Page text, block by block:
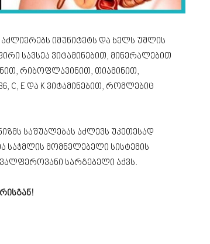
იმუნიტეტს და ხელს უშლის
სავსეა ვიტამინებით, მინერალებით
რიბოფლავინით, თიამინით,
C, E და K ვიტამინებით, რომლებიც
საშუალებას აძლევს უკეთესად
საჭმლის მომნელებელი სისტემის
სარგებელი აქვს.